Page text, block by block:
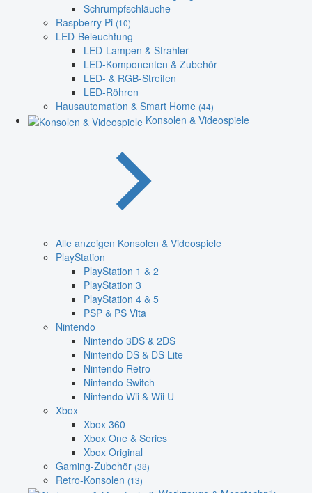
Schrumpfschläuche
Raspberry Pi (10)
LED-Beleuchtung
LED-Lampen & Strahler
LED-Komponenten & Zubehör
LED- & RGB-Streifen
LED-Röhren
Hausautomation & Smart Home (44)
Konsolen & Videospiele
Alle anzeigen Konsolen & Videospiele
PlayStation
PlayStation 1 & 2
PlayStation 3
PlayStation 4 & 5
PSP & PS Vita
Nintendo
Nintendo 3DS & 2DS
Nintendo DS & DS Lite
Nintendo Retro
Nintendo Switch
Nintendo Wii & Wii U
Xbox
Xbox 360
Xbox One & Series
Xbox Original
Gaming-Zubehör (38)
Retro-Konsolen (13)